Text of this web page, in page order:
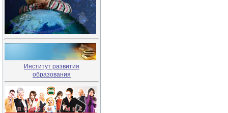
Институт развития
образования